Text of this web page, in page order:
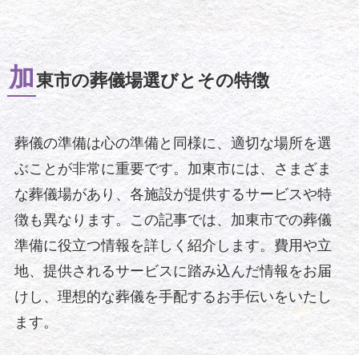
加東市の葬儀場選びとその特徴
葬儀の準備は心の準備と同様に、適切な場所を選
ぶことが非常に重要です。加東市には、さまざま
な葬儀場があり、各施設が提供するサービスや特
徴も異なります。この記事では、加東市での葬儀
準備に役立つ情報を詳しく紹介します。費用や立
地、提供されるサービスに踏み込んだ情報をお届
けし、理想的な葬儀を手配するお手伝いをいたし
ます。